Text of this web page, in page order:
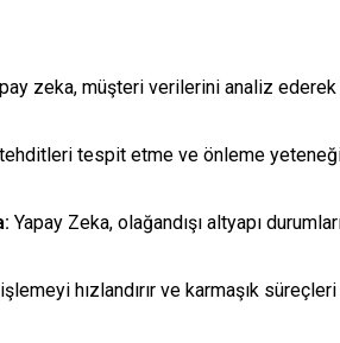
zeka, müşteri verilerini analiz
tespit etme ve önleme
Yapay Zeka, olağandışı altyapı
hızlandırır ve karmaşık